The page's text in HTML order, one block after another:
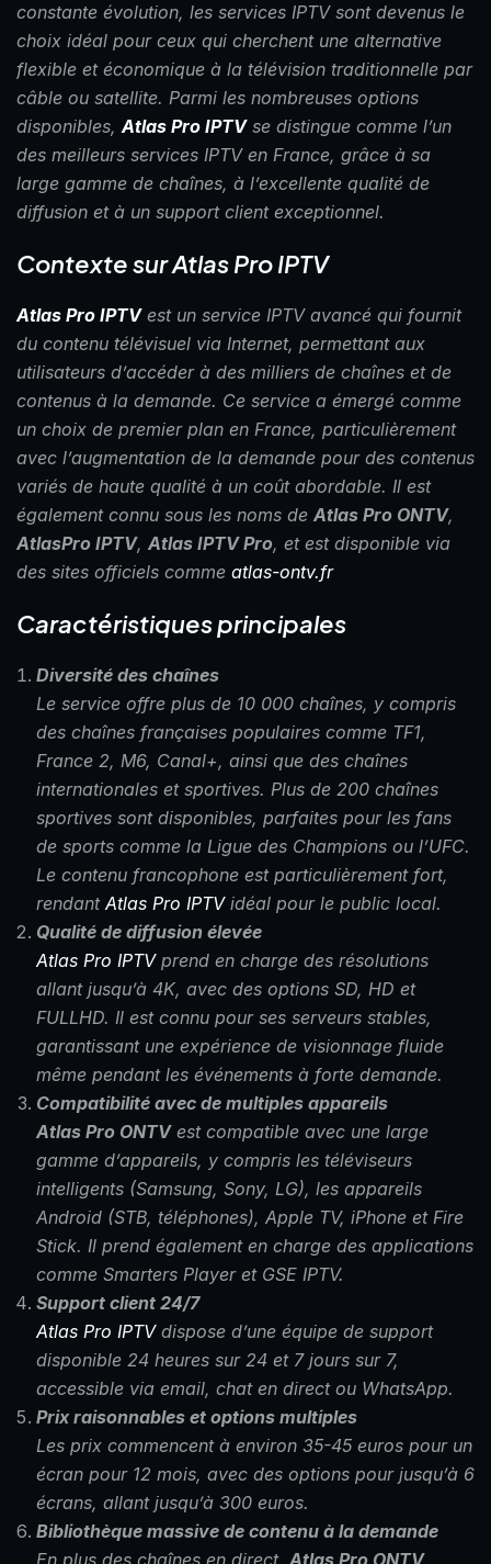
constante évolution, les services IPTV sont devenus le
choix idéal pour ceux qui cherchent une alternative
flexible et économique à la télévision traditionnelle par
câble ou satellite. Parmi les nombreuses options
disponibles,Atlas Pro IPTVse distingue comme l’un
des meilleurs services IPTV en France, grâce à sa
large gamme de chaînes, à l’excellente qualité de
diffusion et à un support client exceptionnel.
Contexte sur Atlas Pro IPTV
Atlas Pro IPTVest un service IPTV avancé qui fournit
du contenu télévisuel via Internet, permettant aux
utilisateurs d’accéder à des milliers de chaînes et de
contenus à la demande. Ce service a émergé comme
un choix de premier plan en France, particulièrement
avec l’augmentation de la demande pour des contenus
variés de haute qualité à un coût abordable. Il est
également connu sous les noms de Atlas Pro ONTV,
AtlasPro IPTV, Atlas IPTV Pro, et est disponible via
des sites officiels comme atlas-ontv.fr
Caractéristiques principales
Diversité des chaînes
Le service offre plus de 10 000 chaînes, y compris
des chaînes françaises populaires comme TF1,
France 2, M6, Canal+, ainsi que des chaînes
internationales et sportives. Plus de 200 chaînes
sportives sont disponibles, parfaites pour les fans
de sports comme la Ligue des Champions ou l’UFC.
Le contenu francophone est particulièrement fort,
rendantAtlas Pro IPTVidéal pour le public local.
Qualité de diffusion élevée
Atlas Pro IPTVprend en charge des résolutions
allant jusqu’à 4K, avec des options SD, HD et
FULLHD. Il est connu pour ses serveurs stables,
garantissant une expérience de visionnage fluide
même pendant les événements à forte demande.
Compatibilité avec de multiples appareils
Atlas Pro ONTVest compatible avec une large
gamme d’appareils, y compris les téléviseurs
intelligents (Samsung, Sony, LG), les appareils
Android (STB, téléphones), Apple TV, iPhone et Fire
Stick. Il prend également en charge des applications
comme Smarters Player et GSE IPTV.
Support client 24/7
Atlas Pro IPTVdispose d’une équipe de support
disponible 24 heures sur 24 et 7 jours sur 7,
accessible via email, chat en direct ou WhatsApp.
Prix raisonnables et options multiples
Les prix commencent à environ 35-45 euros pour un
écran pour 12 mois, avec des options pour jusqu’à 6
écrans, allant jusqu’à 300 euros.
Bibliothèque massive de contenu à la demande